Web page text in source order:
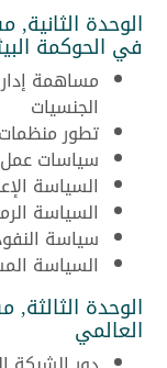
الوحدة
في الحوكمة
مساهمة
الجنسيات
تطور
سياسات عمل
السياسة
السياسة
سياسة
السياسة
الوحدة
العالمي